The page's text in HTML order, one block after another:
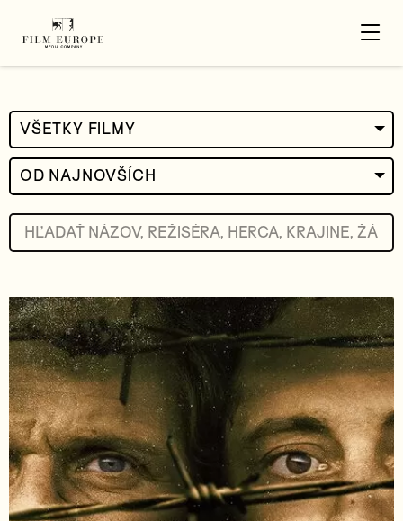
VŠETKY FILMY
OD NAJNOVŠÍCH